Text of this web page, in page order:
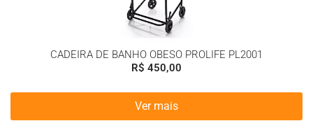
CADEIRA DE BANHO OBESO PROLIFE PL2001
R$ 450,00
Ver mais